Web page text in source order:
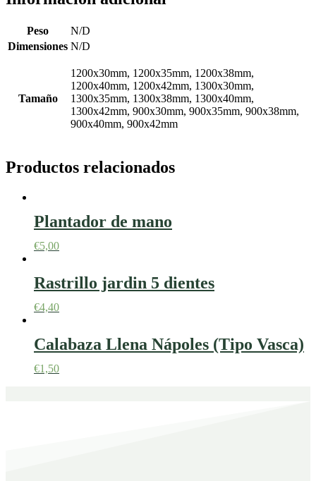
Peso
N/D
Dimensiones N/D
Tamaño
1200x30mm, 1200x35mm, 1200x38mm,
1200x40mm, 1200x42mm, 1300x30mm,
1300x35mm, 1300x38mm, 1300x40mm,
1300x42mm, 900x30mm, 900x35mm, 900x38mm,
900x40mm, 900x42mm
Productos relacionados
Plantador de mano
€5,00
Rastrillo jardin 5 dientes
€4,40
Calabaza Llena Nápoles (Tipo Vasca)
€1,50